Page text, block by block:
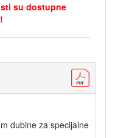
su dostupne
dubine za specijalne